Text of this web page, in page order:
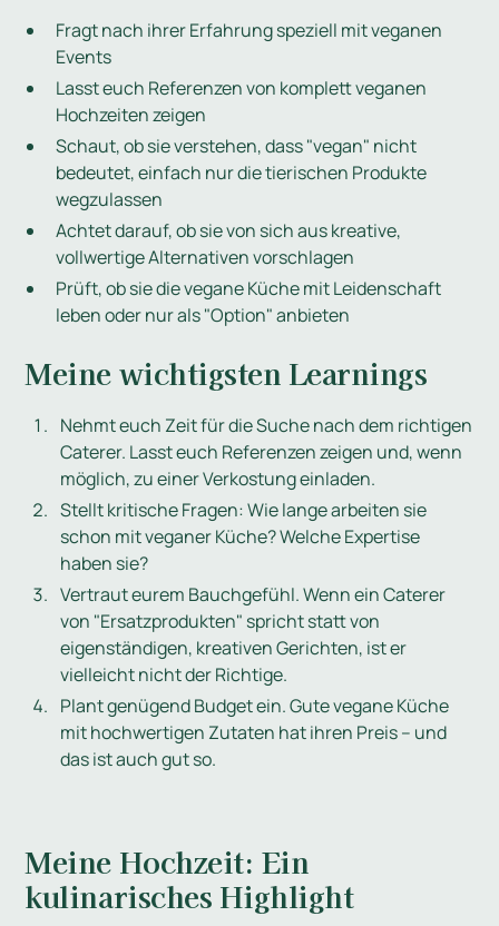
Fragt nach ihrer Erfahrung speziell mit veganen
Events
Lasst euch Referenzen von komplett veganen
Hochzeiten zeigen
Schaut, ob sie verstehen, dass "vegan" nicht
bedeutet, einfach nur die tierischen Produkte
wegzulassen
Achtet darauf, ob sie von sich aus kreative,
vollwertige Alternativen vorschlagen
Prüft, ob sie die vegane Küche mit Leidenschaft
leben oder nur als "Option" anbieten
Meine wichtigsten Learnings
Nehmt euch Zeit für die Suche nach dem richtigen
Caterer. Lasst euch Referenzen zeigen und, wenn
möglich, zu einer Verkostung einladen.
Stellt kritische Fragen: Wie lange arbeiten sie
schon mit veganer Küche? Welche Expertise
haben sie?
Vertraut eurem Bauchgefühl. Wenn ein Caterer
von "Ersatzprodukten" spricht statt von
eigenständigen, kreativen Gerichten, ist er
vielleicht nicht der Richtige.
Plant genügend Budget ein. Gute vegane Küche
mit hochwertigen Zutaten hat ihren Preis – und
das ist auch gut so.
Meine Hochzeit: Ein
kulinarisches Highlight